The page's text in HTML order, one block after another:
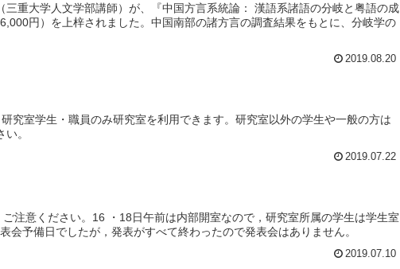
三重大学人文学部講師）が、『中国方言系統論： 漢語系諸語の分岐と粤語の成
円）を上梓されました。中国南部の諸方言の調査結果をもとに、分岐学の
2019.08.20
究室学生・職員のみ研究室を利用できます。研究室以外の学生や一般の方は
。
2019.07.22
注意ください。16 ・18日午前は内部開室なので，研究室所属の学生は学生室
会予備日でしたが，発表がすべて終わったので発表会はありません。
2019.07.10